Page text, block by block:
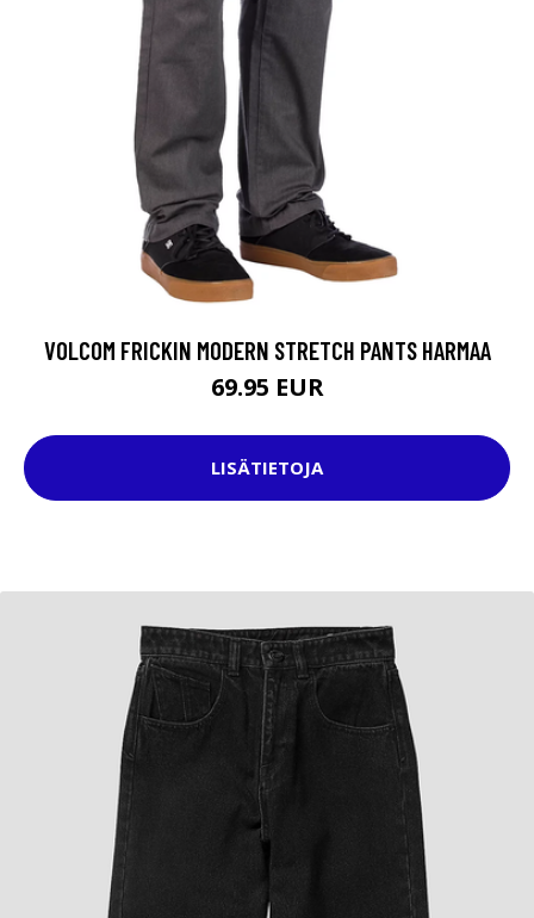
VOLCOM FRICKIN MODERN STRETCH PANTS HARMAA
69.95 EUR
LISÄTIETOJA